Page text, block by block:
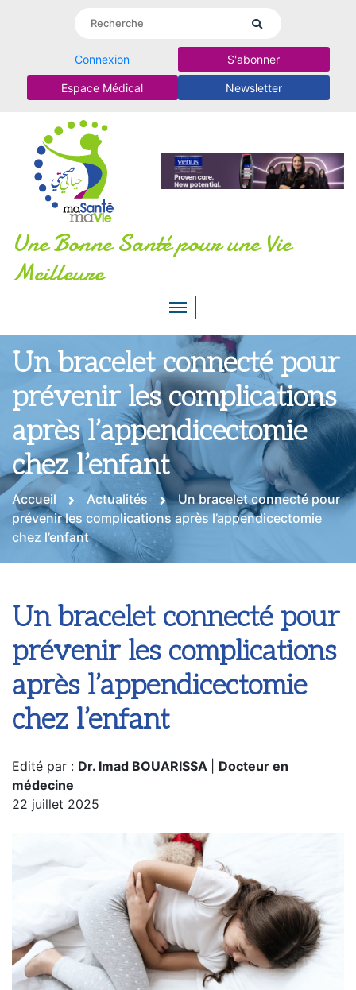
Connexion S'abonner
Espace Médical Newsletter
Une Bonne Santé pour une Vie
Meilleure
Un bracelet connecté pour
prévenir les complications
après l’appendicectomie
chez l’enfant
Accueil Actualités
Un bracelet connecté pour
prévenir les complications après l’appendicectomie
chez l’enfant
Un bracelet connecté pour
prévenir les complications
après l’appendicectomie
chez l’enfant
Edité par : Dr. Imad BOUARISSA
Docteur en
médecine
22 juillet 2025